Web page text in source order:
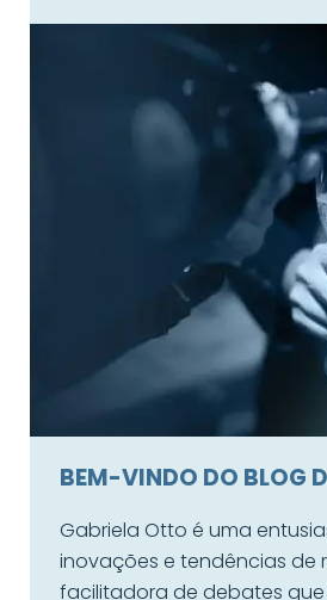
BEM-VINDO DO BLOG
Gabriela Otto é uma
inovações e tendências de
facilitadora de debates